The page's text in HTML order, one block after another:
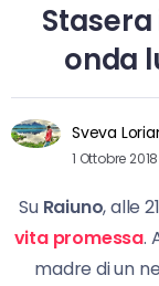
onda
Sveva
1 Ottobre 2018
Su Raiuno, alle
vita promessa.
madre di un